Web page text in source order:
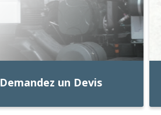
Demandez un Devis